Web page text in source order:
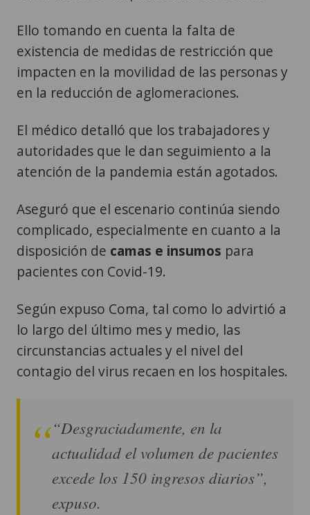
Ello tomando en cuenta la falta de
existencia de medidas de restricción que
impacten en la movilidad de las personas y
en la reducción de aglomeraciones.
El médico detalló que los trabajadores y
autoridades que le dan seguimiento a la
atención de la pandemia están agotados.
Aseguró que el escenario continúa siendo
complicado, especialmente en cuanto a la
disposición de camas e insumos para
pacientes con Covid-19.
Según expuso Coma, tal como lo advirtió a
lo largo del último mes y medio, las
circunstancias actuales y el nivel del
contagio del virus recaen en los hospitales.
“Desgraciadamente, en la
actualidad el volumen de pacientes
excede los 150 ingresos diarios”,
expuso.